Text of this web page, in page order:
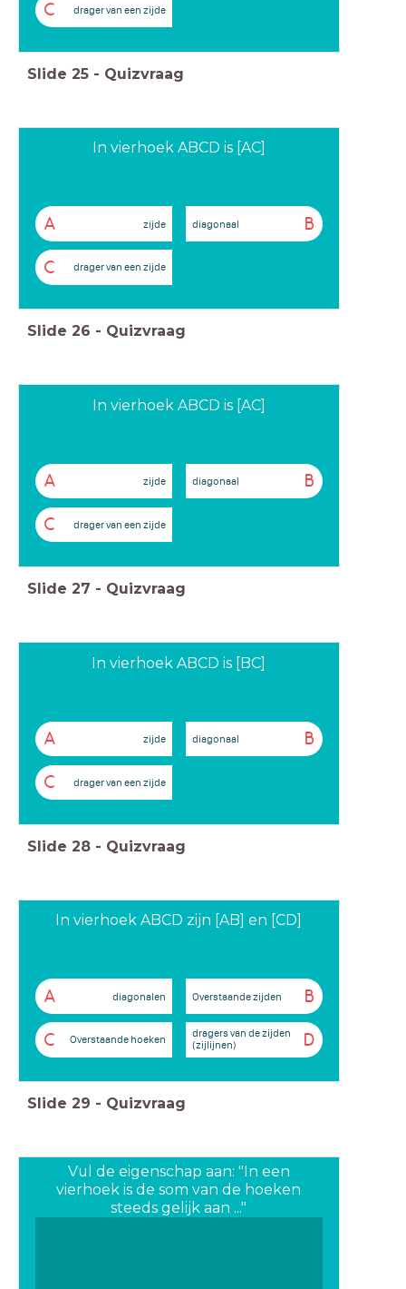
C drager van een zijde
Slide 25 - Quizvraag
In vierhoek ABCD is [AC]
A zijde B
diagonaal
C drager van een zijde
Slide 26 - Quizvraag
In vierhoek ABCD is [AC]
A zijde B
diagonaal
C drager van een zijde
Slide 27 - Quizvraag
In vierhoek ABCD is [BC]
A zijde B
diagonaal
C drager van een zijde
Slide 28 - Quizvraag
In vierhoek ABCD zijn [AB] en [CD]
A diagonalen B
Overstaande zijden
C Overstaande hoeken D
dragers van de zijden
(zijlijnen)
Slide 29 - Quizvraag
Vul de eigenschap aan: "In een
vierhoek is de som van de hoeken
steeds gelijk aan ..."